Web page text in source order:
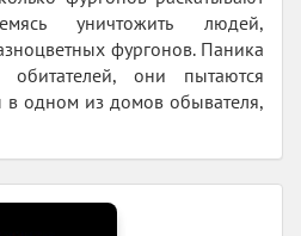
уничтожить людей,
фургонов. Паника
обитателей, они пытаются
в одном из домов обывателя,